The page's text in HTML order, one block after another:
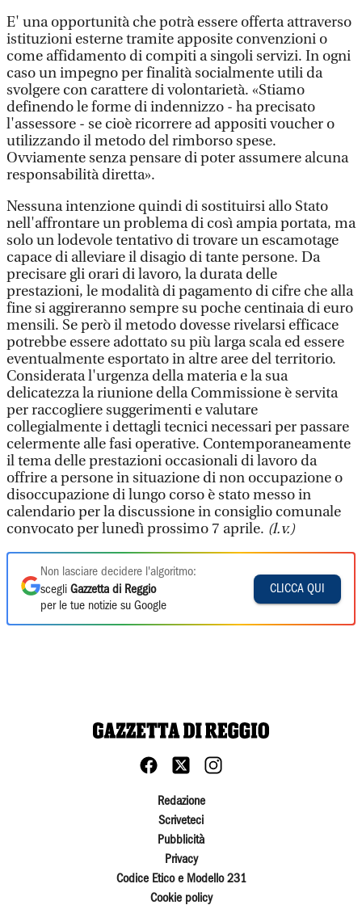
E' una opportunità che potrà essere offerta attraverso
istituzioni esterne tramite apposite convenzioni o
come affidamento di compiti a singoli servizi. In ogni
caso un impegno per finalità socialmente utili da
svolgere con carattere di volontarietà. «Stiamo
definendo le forme di indennizzo - ha precisato
l'assessore - se cioè ricorrere ad appositi voucher o
utilizzando il metodo del rimborso spese.
Ovviamente senza pensare di poter assumere alcuna
responsabilità diretta».
Nessuna intenzione quindi di sostituirsi allo Stato
nell'affrontare un problema di così ampia portata, ma
solo un lodevole tentativo di trovare un escamotage
capace di alleviare il disagio di tante persone. Da
precisare gli orari di lavoro, la durata delle
prestazioni, le modalità di pagamento di cifre che alla
fine si aggireranno sempre su poche centinaia di euro
mensili. Se però il metodo dovesse rivelarsi efficace
potrebbe essere adottato su più larga scala ed essere
eventualmente esportato in altre aree del territorio.
Considerata l'urgenza della materia e la sua
delicatezza la riunione della Commissione è servita
per raccogliere suggerimenti e valutare
collegialmente i dettagli tecnici necessari per passare
celermente alle fasi operative. Contemporaneamente
il tema delle prestazioni occasionali di lavoro da
offrire a persone in situazione di non occupazione o
disoccupazione di lungo corso è stato messo in
calendario per la discussione in consiglio comunale
convocato per lunedì prossimo 7 aprile. (l.v.)
Non lasciare decidere l'algoritmo:
scegli Gazzetta di Reggio
per le tue notizie su Google
CLICCA QUI
Redazione
Scriveteci
Pubblicità
Privacy
Codice Etico e Modello 231
Cookie policy